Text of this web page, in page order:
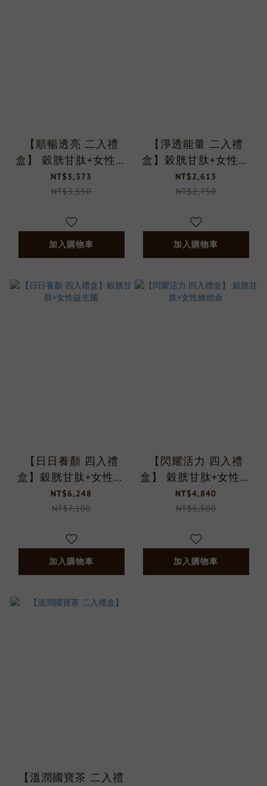
【順暢透亮 二入禮
盒】 穀胱甘肽+女性益
生菌
NT$3,373
NT$3,550
加入購物車
【淨透能量 二入禮
盒】穀胱甘肽+女性綜
合維他命
NT$2,613
NT$2,750
加入購物車
【日日養顏 四入禮
盒】穀胱甘肽+女性益
生菌
NT$6,248
NT$7,100
加入購物車
【閃耀活力 四入禮
盒】 穀胱甘肽+女性維
他命
NT$4,840
NT$5,500
加入購物車
【溫潤國寶茶 二入禮